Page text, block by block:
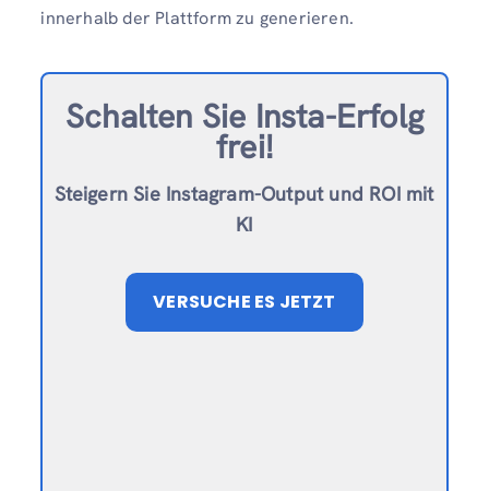
innerhalb der Plattform zu generieren.
Schalten Sie Insta-Erfolg
frei!
Steigern Sie Instagram-Output und ROI mit
KI
VERSUCHE ES JETZT